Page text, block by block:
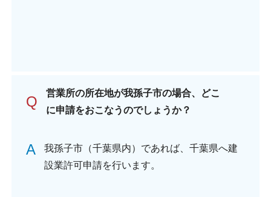
Q
営業所の所在地が我孫子市の場合、どこ
に申請をおこなうのでしょうか？
A
我孫子市（千葉県内）であれば、千葉県へ建
設業許可申請を行います。